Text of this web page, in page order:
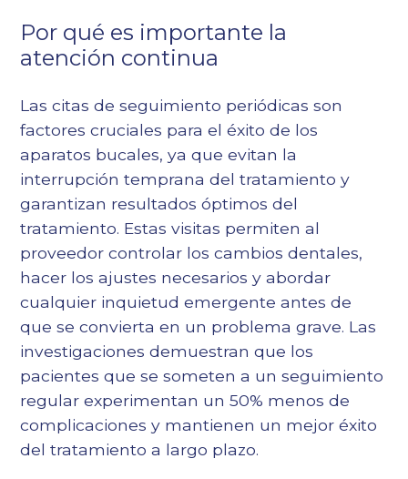
Por qué es importante la
atención continua
Las citas de seguimiento periódicas son
factores cruciales para el éxito de los
aparatos bucales, ya que evitan la
interrupción temprana del tratamiento y
garantizan resultados óptimos del
tratamiento. Estas visitas permiten al
proveedor controlar los cambios dentales,
hacer los ajustes necesarios y abordar
cualquier inquietud emergente antes de
que se convierta en un problema grave. Las
investigaciones demuestran que los
pacientes que se someten a un seguimiento
regular experimentan un 50% menos de
complicaciones y mantienen un mejor éxito
del tratamiento a largo plazo.